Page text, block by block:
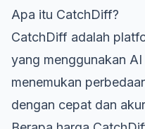
Apa itu CatchDiff?
CatchDiff adalah
yang menggunakan
menemukan
dengan cepat dan